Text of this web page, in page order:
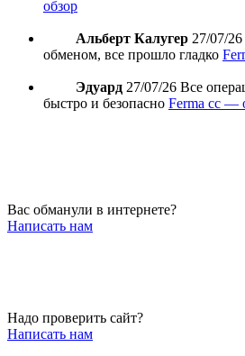
обзор
Альберт Калугер 27/07/26
обменом, все прошло гладко
Эдуард 27/07/26 Все
быстро и безопасно Ferma cc —
Вас обманули в интернете?
Написать нам
Надо проверить сайт?
Написать нам